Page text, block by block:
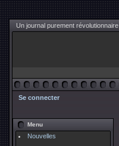
Un journal purement révolutionnaire
Se connecter
Menu
Nouvelles